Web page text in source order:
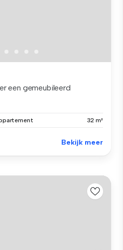
een gemeubileerd
32 m²
Bekijk meer